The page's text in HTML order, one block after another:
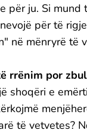
për ju. Si
për të
në mënryrë të
rrënim por
shoqëri e
të vetvetes?